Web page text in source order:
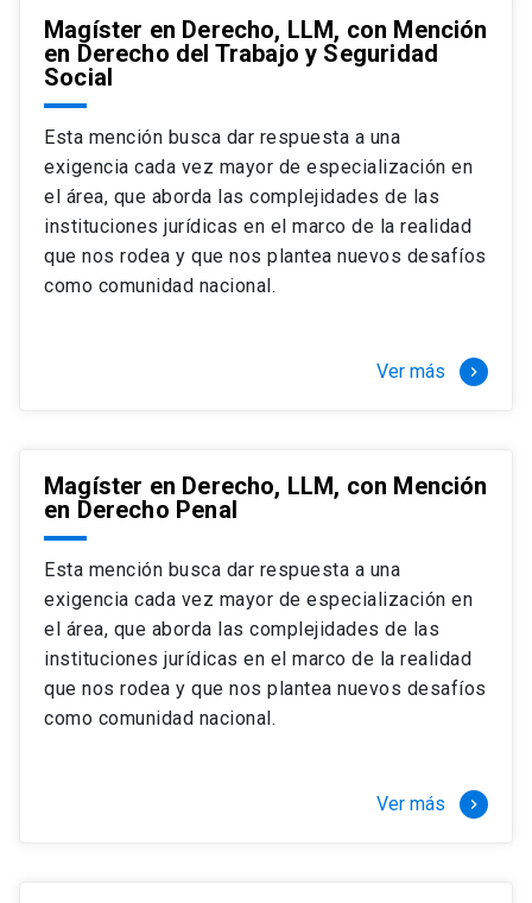
Magíster en Derecho, LLM, con Mención
en Derecho del Trabajo y Seguridad
Social
Esta mención busca dar respuesta a una
exigencia cada vez mayor de especialización en
el área, que aborda las complejidades de las
instituciones jurídicas en el marco de la realidad
que nos rodea y que nos plantea nuevos desafíos
como comunidad nacional.
Ver más keyboard_arrow_right
Magíster en Derecho, LLM, con Mención
en Derecho Penal
Esta mención busca dar respuesta a una
exigencia cada vez mayor de especialización en
el área, que aborda las complejidades de las
instituciones jurídicas en el marco de la realidad
que nos rodea y que nos plantea nuevos desafíos
como comunidad nacional.
Ver más keyboard_arrow_right